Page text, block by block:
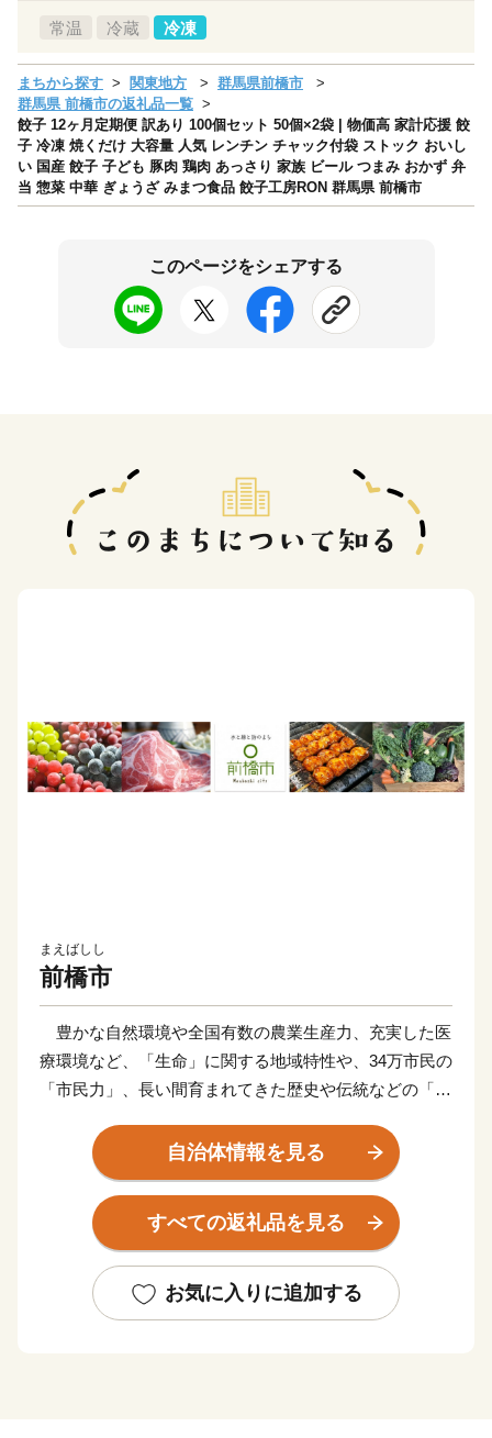
常温 冷蔵 冷凍
まちから探す 関東地方
群馬県前橋市
群馬県 前橋市の返礼品一覧
餃子 12ヶ月定期便 訳あり 100個セット 50個×2袋 | 物価高 家計応援 餃
子 冷凍 焼くだけ 大容量 人気 レンチン チャック付袋 ストック おいし
い 国産 餃子 子ども 豚肉 鶏肉 あっさり 家族 ビール つまみ おかず 弁
当 惣菜 中華 ぎょうざ みまつ食品 餃子工房RON 群馬県 前橋市
このページをシェアする
まえばしし
前橋市
豊かな自然環境や全国有数の農業生産力、充実した医
療環境など、「生命」に関する地域特性や、34万市民の
「市民力」、長い間育まれてきた歴史や伝統などの「地
全・安心なまちづくりを進めています。
ふるさと納税制度の実施にあたっては、全国の賛同者
とともに事業を推進したい13のプロジェクトコース と
市長一任コースの計14通りの使い道を掲載させていただ
ご用意させていただいております。
前橋市出身の皆様、全国にお住まいの皆様には、「前
自治体情報を見る
すべての返礼品を見る
お気に入りに追加する